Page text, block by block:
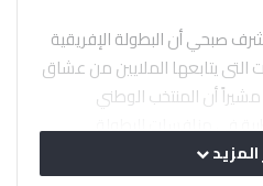
صبحي أن البطولة الإفريقية
يتابعها الملايين من عشاق
أن المنتخب الوطني
فى منافسات البطولة
٧ مرات.